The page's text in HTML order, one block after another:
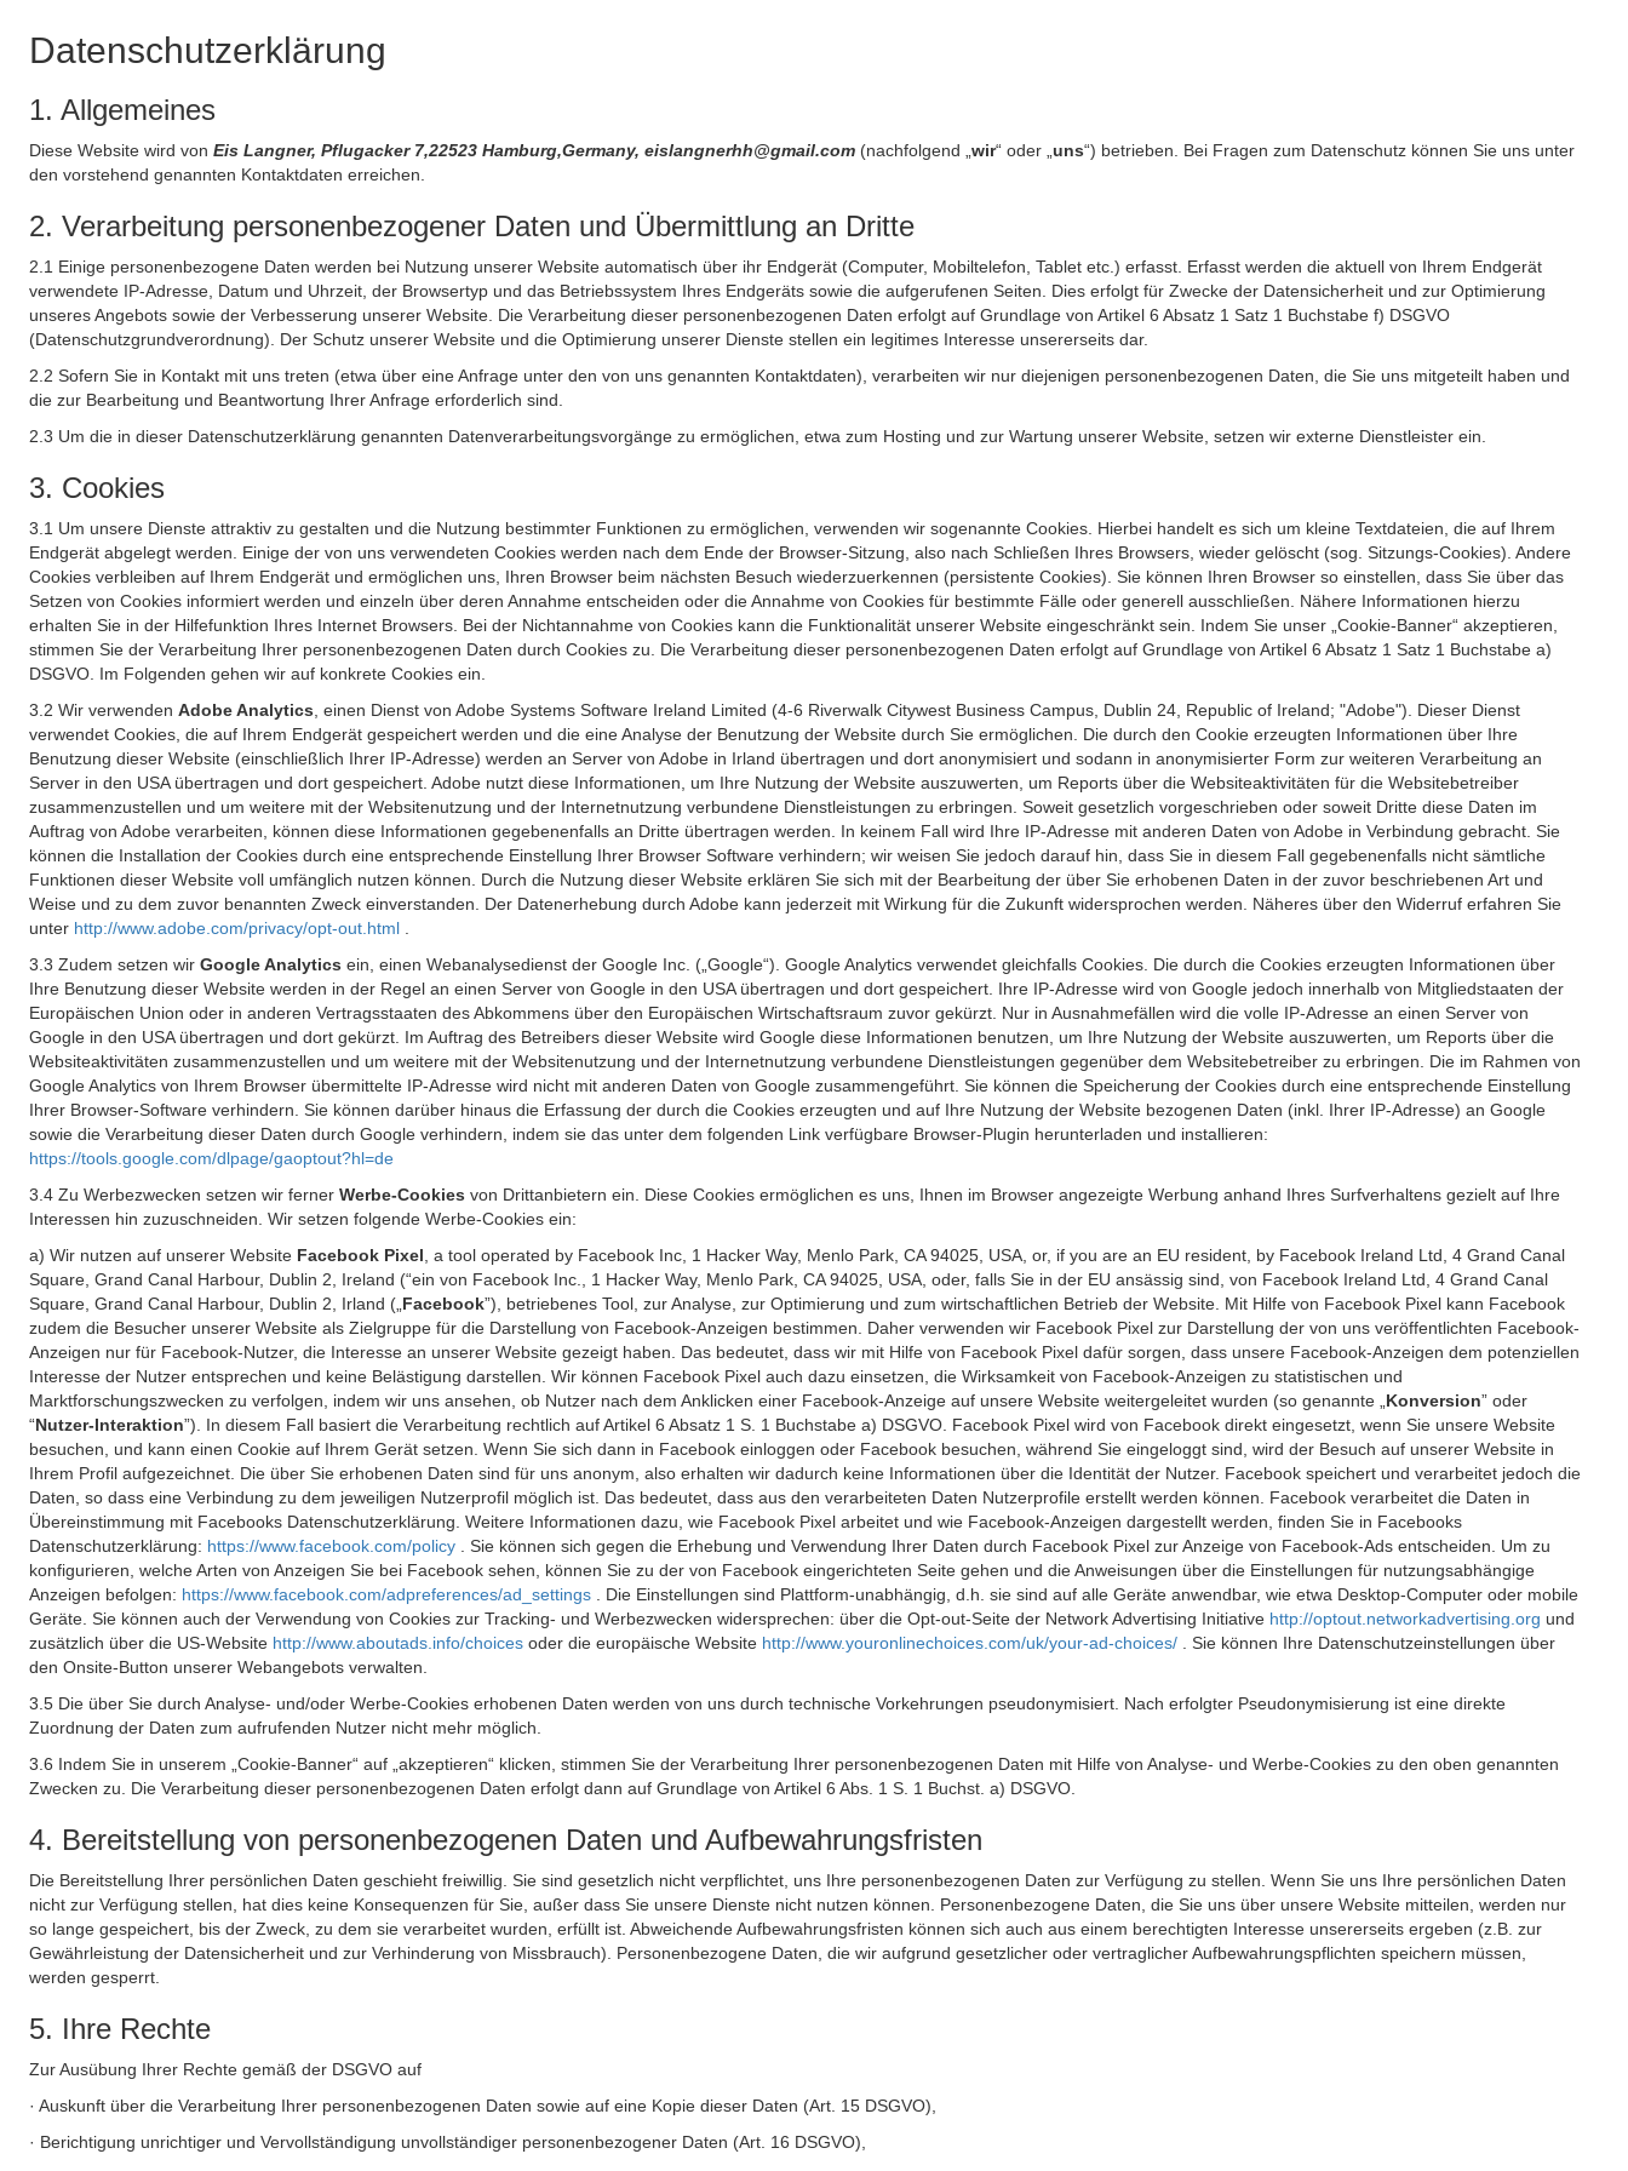
Datenschutzerklärung
1. Allgemeines
Diese Website wird von Eis Langner, Pflugacker 7,22523 Hamburg,Germany, eislangnerhh@gmail.com (nachfolgend „ wir“ oder „ uns“) betrieben. Bei Fragen zum Datenschutz können Sie uns unter
den vorstehend genannten Kontaktdaten erreichen.
2. Verarbeitung personenbezogener Daten und Übermittlung an Dritte
2.1 Einige personenbezogene Daten werden bei Nutzung unserer Website automatisch über ihr Endgerät (Computer, Mobiltelefon, Tablet etc.) erfasst. Erfasst werden die aktuell von Ihrem Endgerät
verwendete IP-Adresse, Datum und Uhrzeit, der Browsertyp und das Betriebssystem Ihres Endgeräts sowie die aufgerufenen Seiten. Dies erfolgt für Zwecke der Datensicherheit und zur Optimierung
unseres Angebots sowie der Verbesserung unserer Website. Die Verarbeitung dieser personenbezogenen Daten erfolgt auf Grundlage von Artikel 6 Absatz 1 Satz 1 Buchstabe f) DSGVO
(Datenschutzgrundverordnung). Der Schutz unserer Website und die Optimierung unserer Dienste stellen ein legitimes Interesse unsererseits dar.
2.2 Sofern Sie in Kontakt mit uns treten (etwa über eine Anfrage unter den von uns genannten Kontaktdaten), verarbeiten wir nur diejenigen personenbezogenen Daten, die Sie uns mitgeteilt haben und
die zur Bearbeitung und Beantwortung Ihrer Anfrage erforderlich sind.
2.3 Um die in dieser Datenschutzerklärung genannten Datenverarbeitungsvorgänge zu ermöglichen, etwa zum Hosting und zur Wartung unserer Website, setzen wir externe Dienstleister ein.
3. Cookies
3.1 Um unsere Dienste attraktiv zu gestalten und die Nutzung bestimmter Funktionen zu ermöglichen, verwenden wir sogenannte Cookies. Hierbei handelt es sich um kleine Textdateien, die auf Ihrem
Endgerät abgelegt werden. Einige der von uns verwendeten Cookies werden nach dem Ende der Browser-Sitzung, also nach Schließen Ihres Browsers, wieder gelöscht (sog. Sitzungs-Cookies). Andere
Cookies verbleiben auf Ihrem Endgerät und ermöglichen uns, Ihren Browser beim nächsten Besuch wiederzuerkennen (persistente Cookies). Sie können Ihren Browser so einstellen, dass Sie über das
Setzen von Cookies informiert werden und einzeln über deren Annahme entscheiden oder die Annahme von Cookies für bestimmte Fälle oder generell ausschließen. Nähere Informationen hierzu
erhalten Sie in der Hilfefunktion Ihres Internet Browsers. Bei der Nichtannahme von Cookies kann die Funktionalität unserer Website eingeschränkt sein. Indem Sie unser „Cookie-Banner“ akzeptieren,
stimmen Sie der Verarbeitung Ihrer personenbezogenen Daten durch Cookies zu. Die Verarbeitung dieser personenbezogenen Daten erfolgt auf Grundlage von Artikel 6 Absatz 1 Satz 1 Buchstabe a)
DSGVO. Im Folgenden gehen wir auf konkrete Cookies ein.
3.2 Wir verwenden Adobe Analytics , einen Dienst von Adobe Systems Software Ireland Limited (4-6 Riverwalk Citywest Business Campus, Dublin 24, Republic of Ireland; "Adobe"). Dieser Dienst
verwendet Cookies, die auf Ihrem Endgerät gespeichert werden und die eine Analyse der Benutzung der Website durch Sie ermöglichen. Die durch den Cookie erzeugten Informationen über Ihre
Benutzung dieser Website (einschließlich Ihrer IP-Adresse) werden an Server von Adobe in Irland übertragen und dort anonymisiert und sodann in anonymisierter Form zur weiteren Verarbeitung an
Server in den USA übertragen und dort gespeichert. Adobe nutzt diese Informationen, um Ihre Nutzung der Website auszuwerten, um Reports über die Websiteaktivitäten für die Websitebetreiber
zusammenzustellen und um weitere mit der Websitenutzung und der Internetnutzung verbundene Dienstleistungen zu erbringen. Soweit gesetzlich vorgeschrieben oder soweit Dritte diese Daten im
Auftrag von Adobe verarbeiten, können diese Informationen gegebenenfalls an Dritte übertragen werden. In keinem Fall wird Ihre IP-Adresse mit anderen Daten von Adobe in Verbindung gebracht. Sie
können die Installation der Cookies durch eine entsprechende Einstellung Ihrer Browser Software verhindern; wir weisen Sie jedoch darauf hin, dass Sie in diesem Fall gegebenenfalls nicht sämtliche
Funktionen dieser Website voll umfänglich nutzen können. Durch die Nutzung dieser Website erklären Sie sich mit der Bearbeitung der über Sie erhobenen Daten in der zuvor beschriebenen Art und
Weise und zu dem zuvor benannten Zweck einverstanden. Der Datenerhebung durch Adobe kann jederzeit mit Wirkung für die Zukunft widersprochen werden. Näheres über den Widerruf erfahren Sie
unter http://www.adobe.com/privacy/opt-out.html
3.3 Zudem setzen wir Google Analytics ein, einen Webanalysedienst der Google Inc. („Google“). Google Analytics verwendet gleichfalls Cookies. Die durch die Cookies erzeugten Informationen über
Ihre Benutzung dieser Website werden in der Regel an einen Server von Google in den USA übertragen und dort gespeichert. Ihre IP-Adresse wird von Google jedoch innerhalb von Mitgliedstaaten der
Europäischen Union oder in anderen Vertragsstaaten des Abkommens über den Europäischen Wirtschaftsraum zuvor gekürzt. Nur in Ausnahmefällen wird die volle IP-Adresse an einen Server von
Google in den USA übertragen und dort gekürzt. Im Auftrag des Betreibers dieser Website wird Google diese Informationen benutzen, um Ihre Nutzung der Website auszuwerten, um Reports über die
Websiteaktivitäten zusammenzustellen und um weitere mit der Websitenutzung und der Internetnutzung verbundene Dienstleistungen gegenüber dem Websitebetreiber zu erbringen. Die im Rahmen von
Google Analytics von Ihrem Browser übermittelte IP-Adresse wird nicht mit anderen Daten von Google zusammengeführt. Sie können die Speicherung der Cookies durch eine entsprechende Einstellung
Ihrer Browser-Software verhindern. Sie können darüber hinaus die Erfassung der durch die Cookies erzeugten und auf Ihre Nutzung der Website bezogenen Daten (inkl. Ihrer IP-Adresse) an Google
sowie die Verarbeitung dieser Daten durch Google verhindern, indem sie das unter dem folgenden Link verfügbare Browser-Plugin herunterladen und installieren:
https://tools.google.com/dlpage/gaoptout?hl=de
3.4 Zu Werbezwecken setzen wir ferner Werbe-Cookies von Drittanbietern ein. Diese Cookies ermöglichen es uns, Ihnen im Browser angezeigte Werbung anhand Ihres Surfverhaltens gezielt auf Ihre
Interessen hin zuzuschneiden. Wir setzen folgende Werbe-Cookies ein:
a) Wir nutzen auf unserer Website Facebook Pixel , a tool operated by Facebook Inc, 1 Hacker Way, Menlo Park, CA 94025, USA, or, if you are an EU resident, by Facebook Ireland Ltd, 4 Grand Canal
Square, Grand Canal Harbour, Dublin 2, Ireland (“ein von Facebook Inc., 1 Hacker Way, Menlo Park, CA 94025, USA, oder, falls Sie in der EU ansässig sind, von Facebook Ireland Ltd, 4 Grand Canal
Square, Grand Canal Harbour, Dublin 2, Irland („ Facebook”), betriebenes Tool, zur Analyse, zur Optimierung und zum wirtschaftlichen Betrieb der Website. Mit Hilfe von Facebook Pixel kann Facebook
zudem die Besucher unserer Website als Zielgruppe für die Darstellung von Facebook-Anzeigen bestimmen. Daher verwenden wir Facebook Pixel zur Darstellung der von uns veröffentlichten Facebook-
Anzeigen nur für Facebook-Nutzer, die Interesse an unserer Website gezeigt haben. Das bedeutet, dass wir mit Hilfe von Facebook Pixel dafür sorgen, dass unsere Facebook-Anzeigen dem potenziellen
Interesse der Nutzer entsprechen und keine Belästigung darstellen. Wir können Facebook Pixel auch dazu einsetzen, die Wirksamkeit von Facebook-Anzeigen zu statistischen und
Marktforschungszwecken zu verfolgen, indem wir uns ansehen, ob Nutzer nach dem Anklicken einer Facebook-Anzeige auf unsere Website weitergeleitet wurden (so genannte „ Konversion” oder
“Nutzer-Interaktion”). In diesem Fall basiert die Verarbeitung rechtlich auf Artikel 6 Absatz 1 S. 1 Buchstabe a) DSGVO. Facebook Pixel wird von Facebook direkt eingesetzt, wenn Sie unsere Website
besuchen, und kann einen Cookie auf Ihrem Gerät setzen. Wenn Sie sich dann in Facebook einloggen oder Facebook besuchen, während Sie eingeloggt sind, wird der Besuch auf unserer Website in
Ihrem Profil aufgezeichnet. Die über Sie erhobenen Daten sind für uns anonym, also erhalten wir dadurch keine Informationen über die Identität der Nutzer. Facebook speichert und verarbeitet jedoch die
Daten, so dass eine Verbindung zu dem jeweiligen Nutzerprofil möglich ist. Das bedeutet, dass aus den verarbeiteten Daten Nutzerprofile erstellt werden können. Facebook verarbeitet die Daten in
Übereinstimmung mit Facebooks Datenschutzerklärung. Weitere Informationen dazu, wie Facebook Pixel arbeitet und wie Facebook-Anzeigen dargestellt werden, finden Sie in Facebooks
Datenschutzerklärung: https://www.facebook.com/policy
. Sie können sich gegen die Erhebung und Verwendung Ihrer Daten durch Facebook Pixel zur Anzeige von Facebook-Ads entscheiden. Um zu
konfigurieren, welche Arten von Anzeigen Sie bei Facebook sehen, können Sie zu der von Facebook eingerichteten Seite gehen und die Anweisungen über die Einstellungen für nutzungsabhängige
Anzeigen befolgen: https://www.facebook.com/adpreferences/ad_settings
. Die Einstellungen sind Plattform-unabhängig, d.h. sie sind auf alle Geräte anwendbar, wie etwa Desktop-Computer oder mobile
Geräte. Sie können auch der Verwendung von Cookies zur Tracking- und Werbezwecken widersprechen: über die Opt-out-Seite der Network Advertising Initiative http://optout.networkadvertising.org und
zusätzlich über die US-Website http://www.aboutads.info/choices oder die europäische Website http://www.youronlinechoices.com/uk/your-ad-choices/
. Sie können Ihre Datenschutzeinstellungen über
den Onsite-Button unserer Webangebots verwalten.
3.5 Die über Sie durch Analyse- und/oder Werbe-Cookies erhobenen Daten werden von uns durch technische Vorkehrungen pseudonymisiert. Nach erfolgter Pseudonymisierung ist eine direkte
Zuordnung der Daten zum aufrufenden Nutzer nicht mehr möglich.
3.6 Indem Sie in unserem „Cookie-Banner“ auf „akzeptieren“ klicken, stimmen Sie der Verarbeitung Ihrer personenbezogenen Daten mit Hilfe von Analyse- und Werbe-Cookies zu den oben genannten
Zwecken zu. Die Verarbeitung dieser personenbezogenen Daten erfolgt dann auf Grundlage von Artikel 6 Abs. 1 S. 1 Buchst. a) DSGVO.
4. Bereitstellung von personenbezogenen Daten und Aufbewahrungsfristen
Die Bereitstellung Ihrer persönlichen Daten geschieht freiwillig. Sie sind gesetzlich nicht verpflichtet, uns Ihre personenbezogenen Daten zur Verfügung zu stellen. Wenn Sie uns Ihre persönlichen Daten
nicht zur Verfügung stellen, hat dies keine Konsequenzen für Sie, außer dass Sie unsere Dienste nicht nutzen können. Personenbezogene Daten, die Sie uns über unsere Website mitteilen, werden nur
so lange gespeichert, bis der Zweck, zu dem sie verarbeitet wurden, erfüllt ist. Abweichende Aufbewahrungsfristen können sich auch aus einem berechtigten Interesse unsererseits ergeben (z.B. zur
Gewährleistung der Datensicherheit und zur Verhinderung von Missbrauch). Personenbezogene Daten, die wir aufgrund gesetzlicher oder vertraglicher Aufbewahrungspflichten speichern müssen,
werden gesperrt.
5. Ihre Rechte
Zur Ausübung Ihrer Rechte gemäß der DSGVO auf
· Auskunft über die Verarbeitung Ihrer personenbezogenen Daten sowie auf eine Kopie dieser Daten (Art. 15 DSGVO),
· Berichtigung unrichtiger und Vervollständigung unvollständiger personenbezogener Daten (Art. 16 DSGVO),